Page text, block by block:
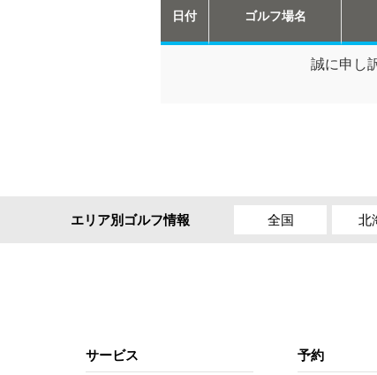
日付 ゴルフ場名
誠に申し
エリア別ゴルフ情報 全国 北
サービス 予約